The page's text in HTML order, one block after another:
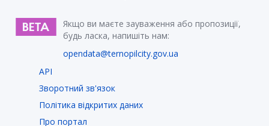
Якщо ви маєте зауваження або пропозиції,
будь ласка, напишіть нам:
opendata@ternopilcity.gov.ua
API
Зворотний зв'язок
Політика відкритих даних
Про портал